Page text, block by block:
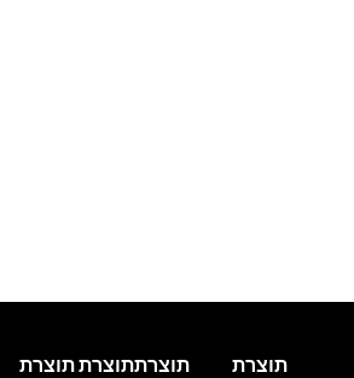
תוצרת
תוצרתתוצרתתוצרת